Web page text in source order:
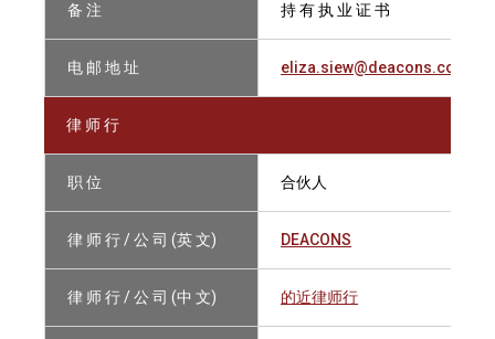
备 注 持 有 执 业 证 书
电 邮 地 址 eliza.siew@deacons.com
律 师 行
职 位 合伙人
律 师 行 / 公 司 (英 文) DEACONS
律 师 行 / 公 司 (中 文) 的近律师行